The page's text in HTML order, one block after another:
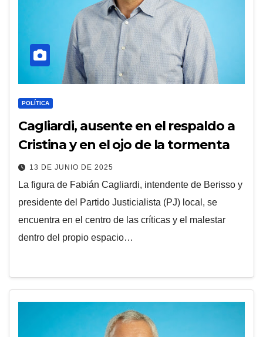
POLÍTICA
Cagliardi, ausente en el respaldo a
Cristina y en el ojo de la tormenta
13 DE JUNIO DE 2025
La figura de Fabián Cagliardi, intendente de Berisso y
presidente del Partido Justicialista (PJ) local, se
encuentra en el centro de las críticas y el malestar
dentro del propio espacio…